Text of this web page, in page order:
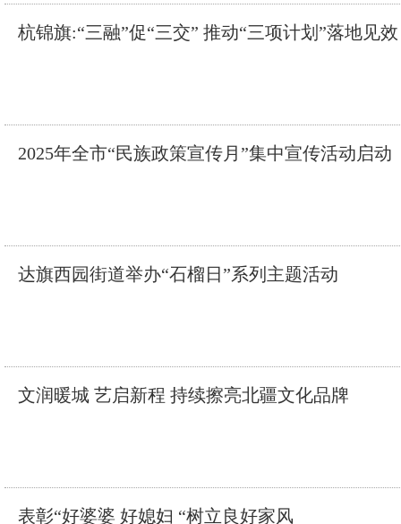
杭锦旗:“三融”促“三交” 推动“三项计划”落地见效
2025年全市“民族政策宣传月”集中宣传活动启动
达旗西园街道举办“石榴日”系列主题活动
文润暖城 艺启新程 持续擦亮北疆文化品牌
表彰“好婆婆 好媳妇 “树立良好家风